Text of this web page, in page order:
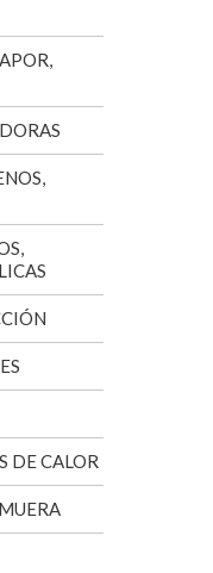
DE CALOR